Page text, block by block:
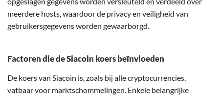
meerdere hosts, waardoor de privacy en veiligheid van
gebruikersgegevens worden gewaarborgd.
Factoren die de Siacoin koers beïnvloeden
De koers van Siacoin is, zoals bij alle cryptocurrencies,
vatbaar voor marktschommelingen. Enkele belangrijke